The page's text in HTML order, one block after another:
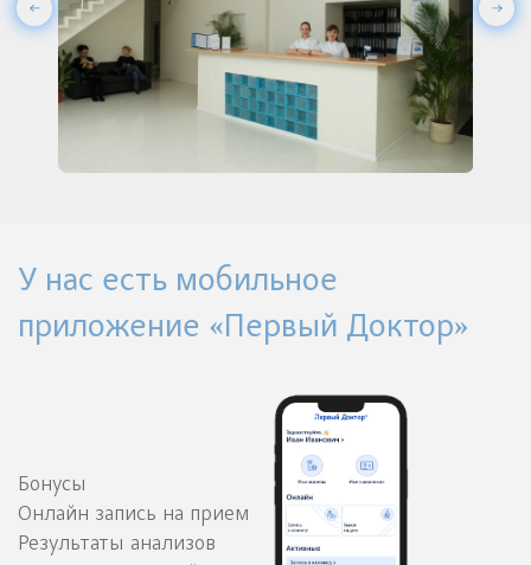
У нас есть мобильное
приложение «Первый Доктор»
Бонусы
Онлайн запись на прием
Результаты анализов